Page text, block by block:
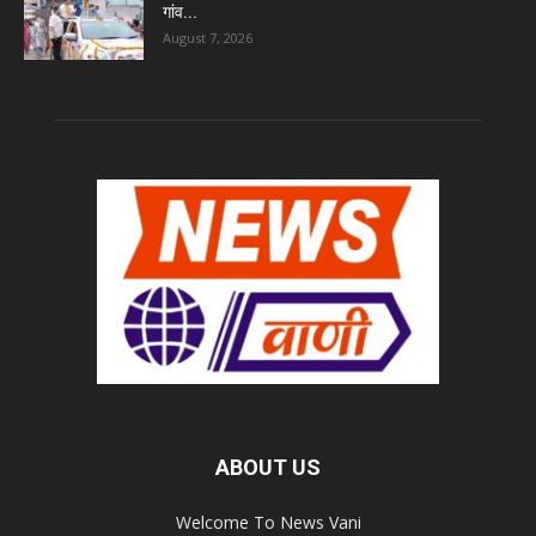
गांव...
August 7, 2026
ABOUT US
Welcome To News Vani